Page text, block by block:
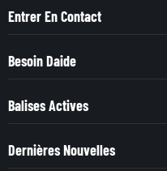
Entrer En Contact
Besoin Daide
Balises Actives
Dernières Nouvelles